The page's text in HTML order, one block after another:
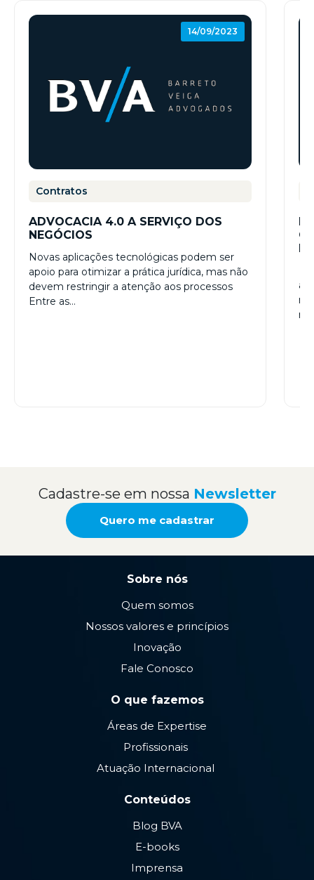
14/09/2023
Contratos
ADVOCACIA 4.0 A SERVIÇO DOS
NEGÓCIOS
Novas aplicações tecnológicas podem ser
apoio para otimizar a prática jurídica, mas não
devem restringir a atenção aos processos
Entre as…
Cadastre-se em nossa Newsletter
Quero me cadastrar
Sobre nós
Quem somos
Nossos valores e princípios
Inovação
Fale Conosco
O que fazemos
Áreas de Expertise
Profissionais
Atuação Internacional
Conteúdos
Blog BVA
E-books
Imprensa